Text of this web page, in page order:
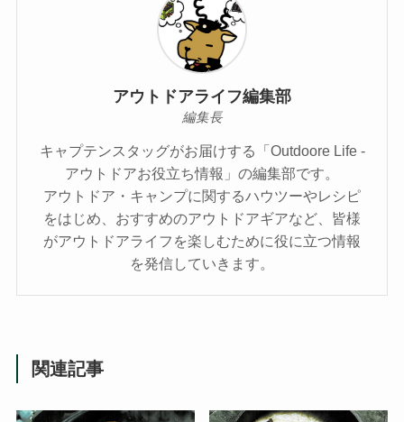
アウトドアライフ編集部
編集長
キャプテンスタッグがお届けする「Outdoore Life -
アウトドアお役立ち情報」の編集部です。
アウトドア・キャンプに関するハウツーやレシピ
をはじめ、おすすめのアウトドアギアなど、皆様
がアウトドアライフを楽しむために役に立つ情報
を発信していきます。
関連記事